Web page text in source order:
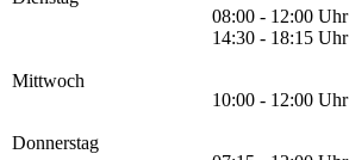
08:00 - 12:00 Uhr
14:30 - 18:15 Uhr
Mittwoch
10:00 - 12:00 Uhr
Donnerstag